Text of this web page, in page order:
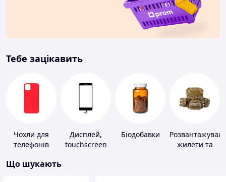
Тебе зацікавить
Чохли для
телефонів
Дисплей,
touchscreen
Біодобавки
жилети та
Що шукають